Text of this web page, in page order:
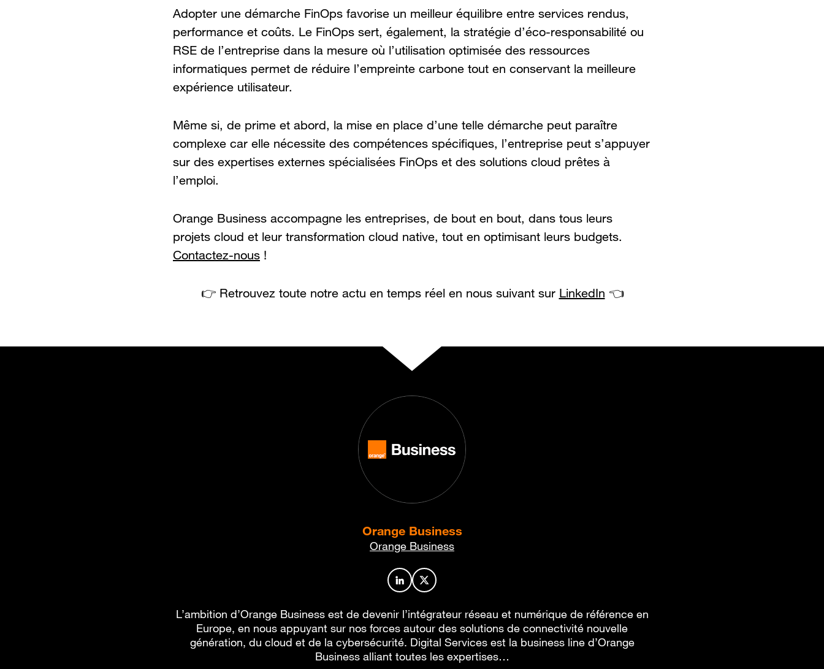
Adopter une démarche FinOps favorise un meilleur équilibre entre services rendus,
performance et coûts. Le FinOps sert, également, la stratégie d’éco-responsabilité ou
RSE de l’entreprise dans la mesure où l’utilisation optimisée des ressources
informatiques permet de réduire l’empreinte carbone tout en conservant la meilleure
expérience utilisateur.
Même si, de prime et abord, la mise en place d’une telle démarche peut paraître
complexe car elle nécessite des compétences spécifiques, l’entreprise peut s’appuyer
sur des expertises externes spécialisées FinOps et des solutions cloud prêtes à
l’emploi.
Orange Business accompagne les entreprises, de bout en bout, dans tous leurs
projets cloud et leur transformation cloud native, tout en optimisant leurs budgets.
Contactez-nous !
👉 Retrouvez toute notre actu en temps réel en nous suivant sur LinkedIn 👈
Orange Business
Orange Business
Profil de l’auteur sur LinkedIn
Profil de l’auteur sur X
L’ambition d’Orange Business est de devenir l’intégrateur réseau et numérique de référence en
Europe, en nous appuyant sur nos forces autour des solutions de connectivité nouvelle
génération, du cloud et de la cybersécurité. Digital Services est la business line d’Orange
Business alliant toutes les expertises…